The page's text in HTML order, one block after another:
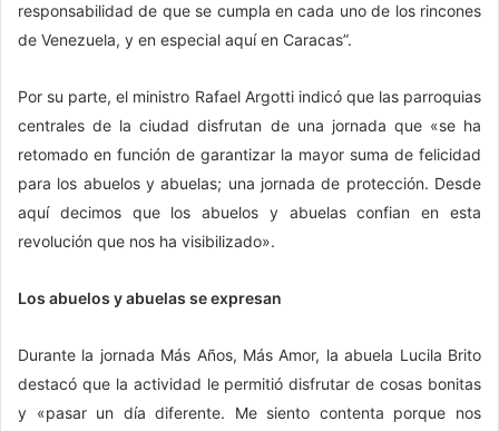
responsabilidad de que se cumpla en cada uno de los rincones
de Venezuela, y en especial aquí en Caracas”.
Por su parte, el ministro Rafael Argotti indicó que las parroquias
centrales de la ciudad disfrutan de una jornada que «se ha
retomado en función de garantizar la mayor suma de felicidad
para los abuelos y abuelas; una jornada de protección. Desde
aquí decimos que los abuelos y abuelas confian en esta
revolución que nos ha visibilizado».
Los abuelos y abuelas se expresan
Durante la jornada Más Años, Más Amor, la abuela Lucila Brito
destacó que la actividad le permitió disfrutar de cosas bonitas
y «pasar un día diferente. Me siento contenta porque nos